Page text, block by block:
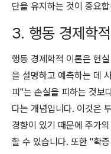
단을 유지하는 것이 중요
3. 행동 경제학
행동 경제학적 이론은 현
을 설명하고 예측하는 데
피"는 손실을 피하는 것보
다는 개념입니다. 이것은
경향이 있기 때문에 주가
할 수 있습니다. 또한 "확